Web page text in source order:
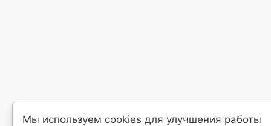
Мы используем cookies для улучшения работы